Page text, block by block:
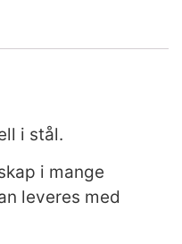
i stål.
i mange
leveres med